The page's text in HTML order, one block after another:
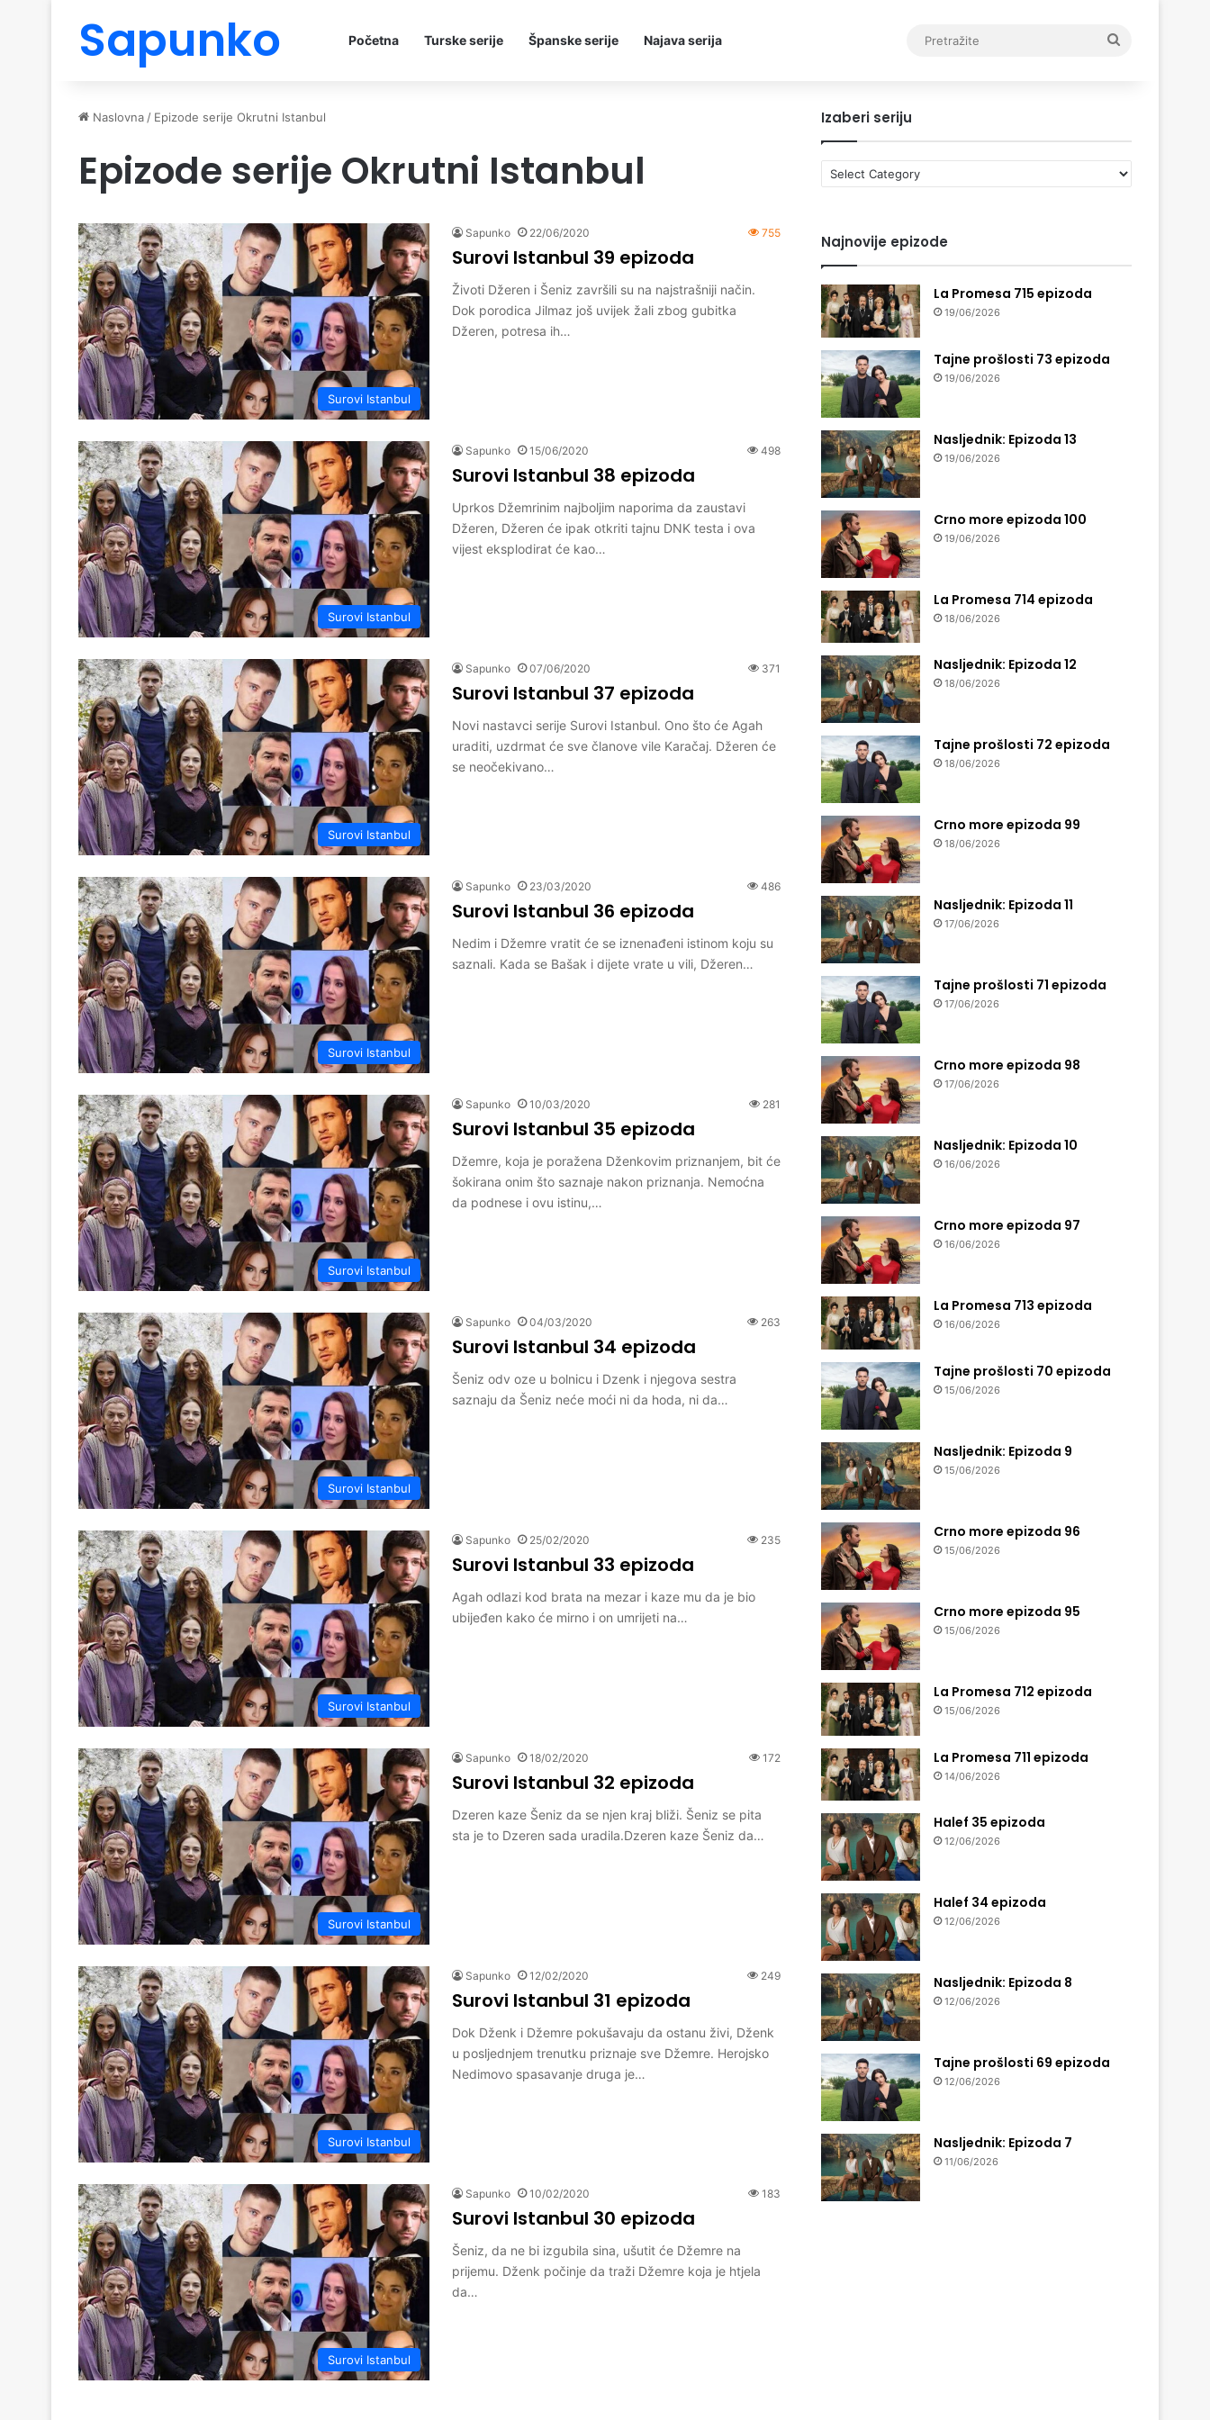
Sapunko Početna Turske serije Španske serije Najava serija
Naslovna / Epizode serije Okrutni Istanbul
Epizode serije Okrutni Istanbul
Surovi Istanbul
Sapunko 22/06/2020 755
Surovi Istanbul 39 epizoda
Životi Džeren i Šeniz završili su na najstrašniji način.
Dok porodica Jilmaz još uvijek žali zbog gubitka
Džeren, potresa ih…
Surovi Istanbul
Sapunko 15/06/2020 498
Surovi Istanbul 38 epizoda
Uprkos Džemrinim najboljim naporima da zaustavi
Džeren, Džeren će ipak otkriti tajnu DNK testa i ova
vijest eksplodirat će kao…
Surovi Istanbul
Sapunko 07/06/2020 371
Surovi Istanbul 37 epizoda
Novi nastavci serije Surovi Istanbul. Ono što će Agah
uraditi, uzdrmat će sve članove vile Karačaj. Džeren će
se neočekivano…
Surovi Istanbul
Sapunko 23/03/2020 486
Surovi Istanbul 36 epizoda
Nedim i Džemre vratit će se iznenađeni istinom koju su
saznali. Kada se Bašak i dijete vrate u vili, Džeren…
Surovi Istanbul
Sapunko 10/03/2020 281
Surovi Istanbul 35 epizoda
Džemre, koja je poražena Dženkovim priznanjem, bit će
šokirana onim što saznaje nakon priznanja. Nemoćna
da podnese i ovu istinu,…
Surovi Istanbul
Sapunko 04/03/2020 263
Surovi Istanbul 34 epizoda
Šeniz odv oze u bolnicu i Dzenk i njegova sestra
saznaju da Šeniz neće moći ni da hoda, ni da…
Surovi Istanbul
Sapunko 25/02/2020 235
Surovi Istanbul 33 epizoda
Agah odlazi kod brata na mezar i kaze mu da je bio
ubijeđen kako će mirno i on umrijeti na…
Surovi Istanbul
Sapunko 18/02/2020 172
Surovi Istanbul 32 epizoda
Dzeren kaze Šeniz da se njen kraj bliži. Šeniz se pita
sta je to Dzeren sada uradila.Dzeren kaze Šeniz da…
Surovi Istanbul
Sapunko 12/02/2020 249
Surovi Istanbul 31 epizoda
Dok Dženk i Džemre pokušavaju da ostanu živi, Dženk
u posljednjem trenutku priznaje sve Džemre. Herojsko
Nedimovo spasavanje druga je…
Surovi Istanbul
Sapunko 10/02/2020 183
Surovi Istanbul 30 epizoda
Šeniz, da ne bi izgubila sina, ušutit će Džemre na
prijemu. Dženk počinje da traži Džemre koja je htjela
da…
Izaberi seriju
Izaberi
seriju
Najnovije epizode
La Promesa 715 epizoda
19/06/2026
Tajne prošlosti 73 epizoda
19/06/2026
Nasljednik: Epizoda 13
19/06/2026
Crno more epizoda 100
19/06/2026
La Promesa 714 epizoda
18/06/2026
Nasljednik: Epizoda 12
18/06/2026
Tajne prošlosti 72 epizoda
18/06/2026
Crno more epizoda 99
18/06/2026
Nasljednik: Epizoda 11
17/06/2026
Tajne prošlosti 71 epizoda
17/06/2026
Crno more epizoda 98
17/06/2026
Nasljednik: Epizoda 10
16/06/2026
Crno more epizoda 97
16/06/2026
La Promesa 713 epizoda
16/06/2026
Tajne prošlosti 70 epizoda
15/06/2026
Nasljednik: Epizoda 9
15/06/2026
Crno more epizoda 96
15/06/2026
Crno more epizoda 95
15/06/2026
La Promesa 712 epizoda
15/06/2026
La Promesa 711 epizoda
14/06/2026
Halef 35 epizoda
12/06/2026
Halef 34 epizoda
12/06/2026
Nasljednik: Epizoda 8
12/06/2026
Tajne prošlosti 69 epizoda
12/06/2026
Nasljednik: Epizoda 7
11/06/2026